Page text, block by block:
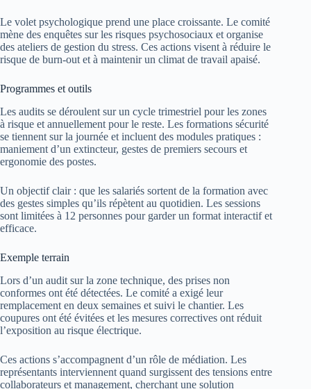
Le volet psychologique prend une place croissante. Le comité
mène des enquêtes sur les risques psychosociaux et organise
des ateliers de gestion du stress. Ces actions visent à réduire le
risque de burn-out et à maintenir un climat de travail apaisé.
Programmes et outils
Les audits se déroulent sur un cycle trimestriel pour les zones
à risque et annuellement pour le reste. Les formations sécurité
se tiennent sur la journée et incluent des modules pratiques :
maniement d’un extincteur, gestes de premiers secours et
ergonomie des postes.
Un objectif clair : que les salariés sortent de la formation avec
des gestes simples qu’ils répètent au quotidien. Les sessions
sont limitées à 12 personnes pour garder un format interactif et
efficace.
Exemple terrain
Lors d’un audit sur la zone technique, des prises non
conformes ont été détectées. Le comité a exigé leur
remplacement en deux semaines et suivi le chantier. Les
coupures ont été évitées et les mesures correctives ont réduit
l’exposition au risque électrique.
Ces actions s’accompagnent d’un rôle de médiation. Les
représentants interviennent quand surgissent des tensions entre
collaborateurs et management, cherchant une solution